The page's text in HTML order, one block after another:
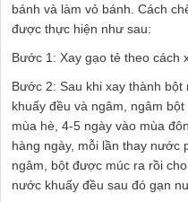
bánh và làm vỏ bánh. Cách
được thực hiện như sau:
Bước 1: Xay gạo tẻ theo cách
Bước 2: Sau khi xay thành bột
khuấy đều và ngâm, ngâm
mùa hè, 4-5 ngày vào mùa
hàng ngày, mỗi lần thay nước
ngâm, bột được múc ra rồi
nước khuấy đều sau đó gạn